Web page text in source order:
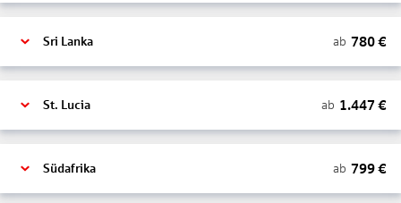
Sri Lanka ab 780€
St. Lucia ab 1.447 €
Südafrika ab 799€